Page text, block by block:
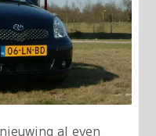
al even